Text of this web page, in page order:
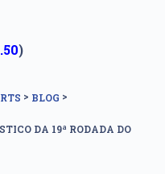
)
> BLOG >
DA 19ª RODADA DO